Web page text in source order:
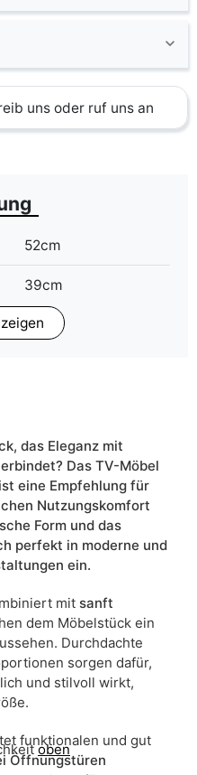
uns oder ruf uns an
52cm
39cm
kaschmir
27 Werktage
und der
von +/- 2–3 cm
das Eleganz mit
Das TV-Möbel
eine Empfehlung für
Nutzungskomfort
Form und das
perfekt in moderne und
ein.
mit sanft
dem Möbelstück ein
Durchdachte
sorgen dafür,
und stilvoll wirkt,
funktionalen und gut
Öffnungstüren
oben